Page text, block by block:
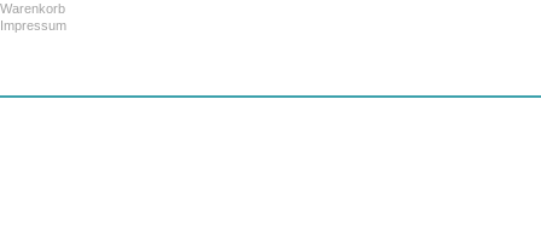
Warenkorb
Impressum